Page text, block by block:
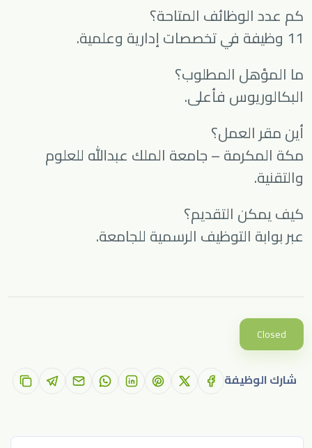
كم عدد الوظائف المتاحة؟
11 وظيفة في تخصصات إدارية وعلمية.
ما المؤهل المطلوب؟
البكالوريوس فأعلى.
أين مقر العمل؟
مكة المكرمة – جامعة الملك عبدالله للعلوم
والتقنية.
كيف يمكن التقديم؟
عبر بوابة التوظيف الرسمية للجامعة.
Closed
شارك الوظيفة